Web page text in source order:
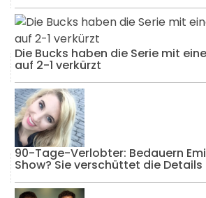
Die Bucks haben die Serie mit
auf 2-1 verkürzt
90-Tage-Verlobter: Bedauern
Show? Sie verschüttet die